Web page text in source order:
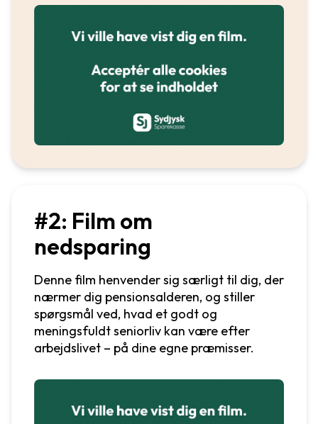
#2: Film om
nedsparing
Denne film henvender sig særligt til dig, der
nærmer dig pensionsalderen, og stiller
spørgsmål ved, hvad et godt og
meningsfuldt seniorliv kan være efter
arbejdslivet – på dine egne præmisser.